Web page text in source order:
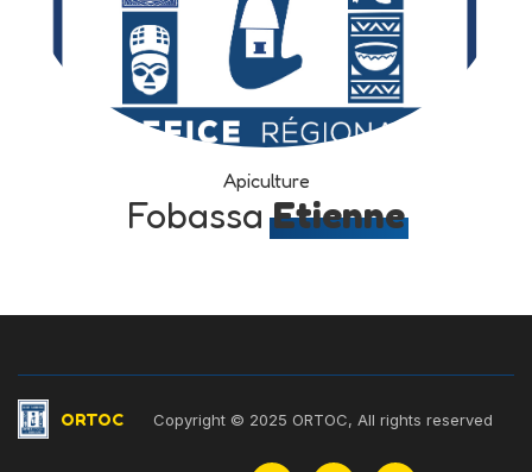
Apiculture
FobassaEtienne
ORTOC Copyright © 2025 ORTOC, All rights reserved